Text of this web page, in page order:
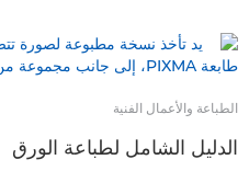
الطباعة والأعمال الفنية
الدليل الشامل لطباعة الورق